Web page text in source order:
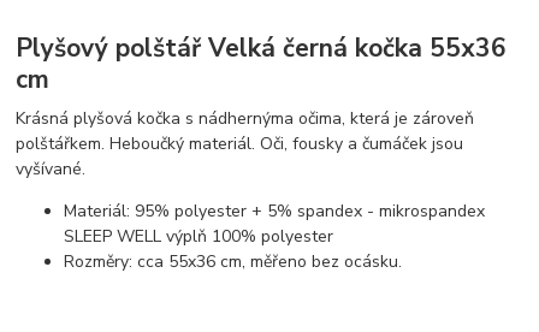
Plyšový polštář Velká černá kočka 55x36
cm
Krásná plyšová kočka s nádhernýma očima, která je zároveň
polštářkem. Heboučký materiál. Oči, fousky a čumáček jsou
vyšívané.
Materiál: 95% polyester + 5% spandex - mikrospandex
SLEEP WELL výplň 100% polyester
Rozměry: cca 55x36 cm, měřeno bez ocásku.